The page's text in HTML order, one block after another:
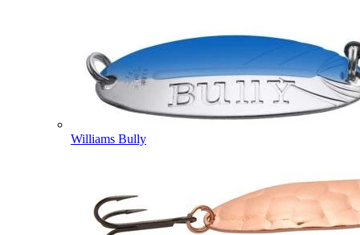
Williams Bully